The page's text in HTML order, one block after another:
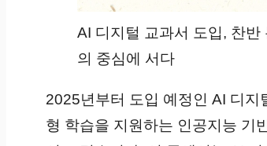
AI 디지털 교과서 도입, 찬반
의 중심에 서다
2025년부터 도입 예정인 AI 디
형 학습을 지원하는 인공지능 기